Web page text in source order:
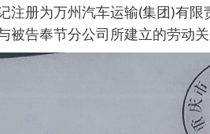
册为万州汽车运输(集团)有
告奉节分公司所建立的劳动关